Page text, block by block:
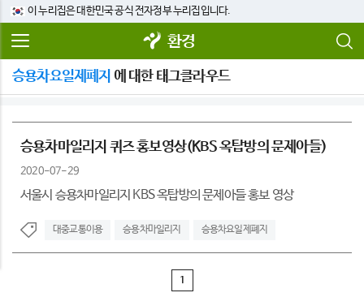
이 누리집은 대한민국 공식 전자정부 누리집입니다.
환경
승용차요일제폐지 에 대한 태그클라우드
승용차마일리지 퀴즈 홍보영상(KBS 옥탑방의 문제아들)
2020-07-29
서울시 승용차마일리지 KBS 옥탑방의 문제아들 홍보 영상
대중교통이용 승용차마일리지 승용차요일제폐지
1